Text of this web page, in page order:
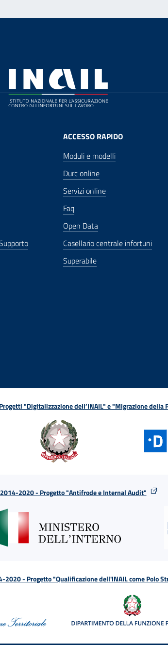
ACCESSO RAPIDO
Moduli e modelli
Durc online
Servizi online
Faq
Open Data
Casellario centrale infortuni
Superabile
"Digitalizzazione dell’INAIL" e "Migrazione della
2014-2020 - Progetto "Antifrode e Internal Audit"
2020 - Progetto "Qualificazione dell'INAIL come Polo